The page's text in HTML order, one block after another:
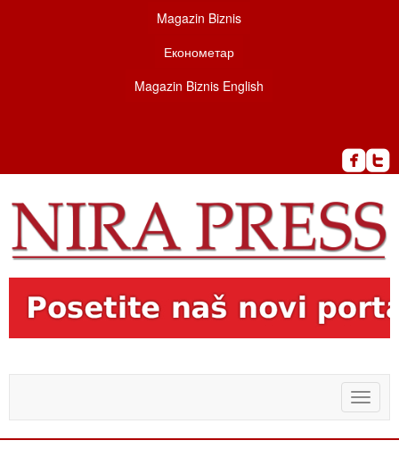
Magazin Biznis
Економетар
Magazin Biznis English
Toggle